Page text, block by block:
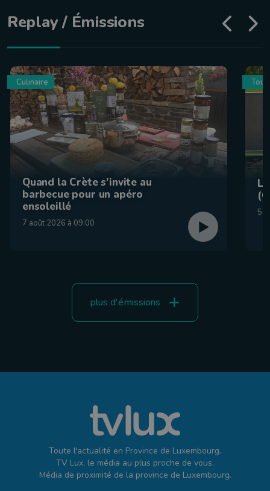
Replay / Émissions
Culinaire
Quand la Crète s’invite au
barbecue pour un apéro
ensoleillé
7 août 2026 à 09:00
5
plus d'émissions
Toute l'actualité en Province de Luxembourg.
TV Lux, le média au plus proche de vous.
Média de proximité de la province de Luxembourg.